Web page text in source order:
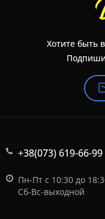
Хотите быть
+38(073) 619-66-99
Пн-Пт с 10:30 до
Сб-Вс-выходной